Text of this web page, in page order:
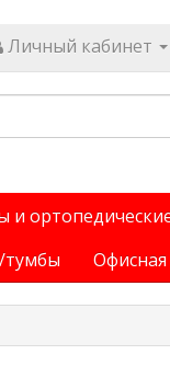
Личный кабинет
и